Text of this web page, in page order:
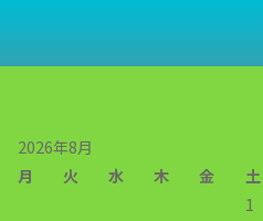
2026年8月
月
火 水 木 金 土
1